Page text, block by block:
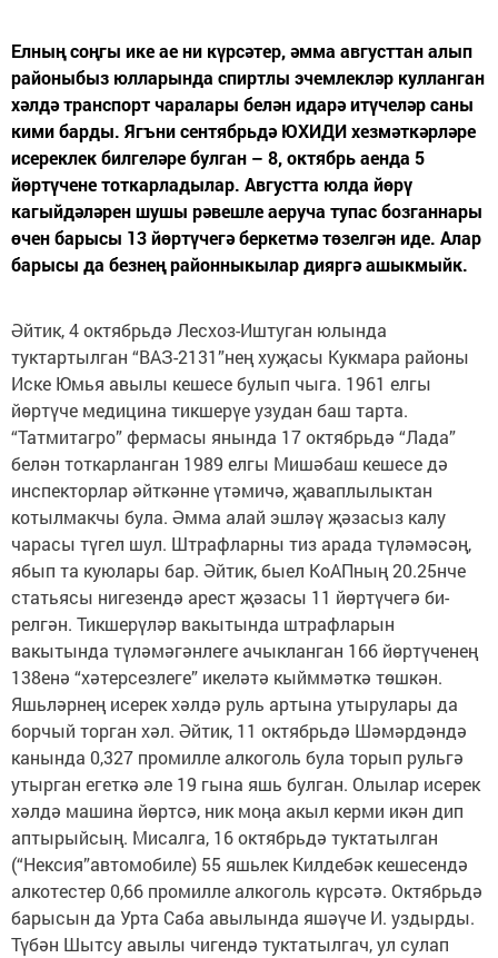
Елның соңгы ике ае ни күрсәтер, әмма августтан алып
районыбыз юлларында спиртлы эчемлекләр кулланган
хәлдә транспорт чаралары белән идарә итүчеләр саны
кими барды. Ягъни сентябрьдә ЮХИДИ хезмәткәрләре
исереклек билгеләре булган – 8, октябрь аенда 5
йөртүчене тоткарладылар. Августта юлда йөрү
кагыйдәләрен шушы рәвешле аеруча тупас бозганнары
өчен барысы 13 йөртүчегә беркетмә төзелгән иде. Алар
барысы да безнең районныкылар дияргә ашыкмыйк.
Әйтик, 4 октябрьдә Лесхоз-Иштуган юлында
туктартылган “ВАЗ-2131”нең хуҗасы Кукмара районы
Иске Юмья авылы кешесе булып чыга. 1961 елгы
йөртүче медицина тикшерүе узудан баш тарта.
“Татмитагро” фермасы янында 17 октябрьдә “Лада”
белән тоткарланган 1989 елгы Мишәбаш кешесе дә
инспекторлар әйткәнне үтәмичә, җаваплылыктан
котылмакчы була. Әмма алай эшләү җәзасыз калу
чарасы түгел шул. Штрафларны тиз арада түләмәсәң,
ябып та куюлары бар. Әйтик, быел КоАПның 20.25нче
статьясы нигезендә арест җәзасы 11 йөртүчегә би­
релгән. Тикшерүләр вакытында штрафларын
вакытында түләмәгәнлеге ачыкланган 166 йөртүченең
138енә “хәтерсезлеге” икеләтә кыйммәткә төшкән.
Яшьләрнең исерек хәлдә руль артына утырулары да
борчый торган хәл. Әйтик, 11 октябрьдә Шәмәрдәндә
канында 0,327 промилле алкоголь була торып рульгә
утырган егеткә әле 19 гына яшь булган. Олылар исерек
хәлдә машина йөртсә, ник моңа акыл керми икән дип
аптырыйсың. Мисалга, 16 октябрьдә туктатылган
(“Нексия”автомобиле) 55 яшьлек Килдебәк кешесендә
алкотестер 0,66 промилле алкоголь күрсәтә. Октябрьдә
барысын да Урта Саба авылында яшәүче И. уздырды.
Түбән Шытсу авылы чигендә туктатылгач, ул сулап